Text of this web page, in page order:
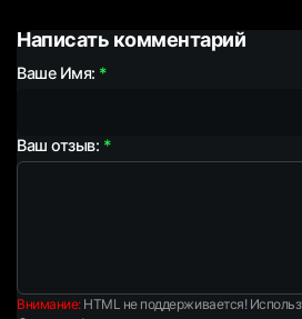
Написать комментарий
Ваше Имя:
Ваш отзыв:
Внимание:HTML не поддерживается!